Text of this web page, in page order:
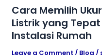
Cara Memilih
Listrik yang
Instalasi Rumah
Leave a Comment / Blog /